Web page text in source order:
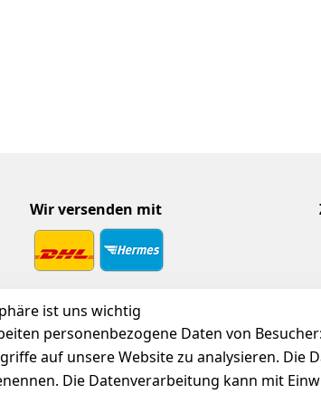
ist uns wichtig
personenbezogene Daten von
auf unsere Website zu analysieren. Die
Die Datenverarbeitung kann mit
Wir versenden mit